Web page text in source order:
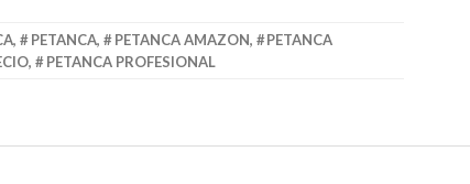
, PETANCA, PETANCA AMAZON,
PETANCA
, PETANCA PROFESIONAL